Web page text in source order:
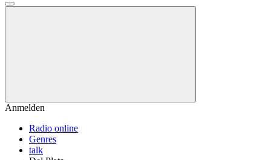
Anmelden
Radio online
Genres
talk